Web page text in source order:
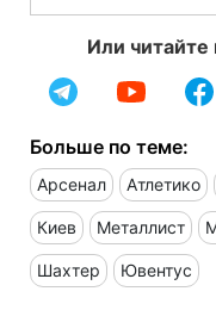
Или читайте
Больше по теме:
Арсенал Атлетико
Киев Металлист
Шахтер Ювентус